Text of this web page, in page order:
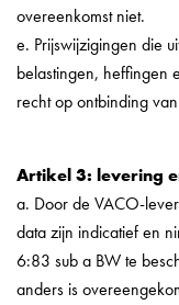
overeenkomst niet.
e. Prijswijzigingen die
belastingen, heffingen
recht op ontbinding
Artikel 3: levering
a. Door de VACO-
data zijn indicatief en
6:83 sub a BW te
anders is